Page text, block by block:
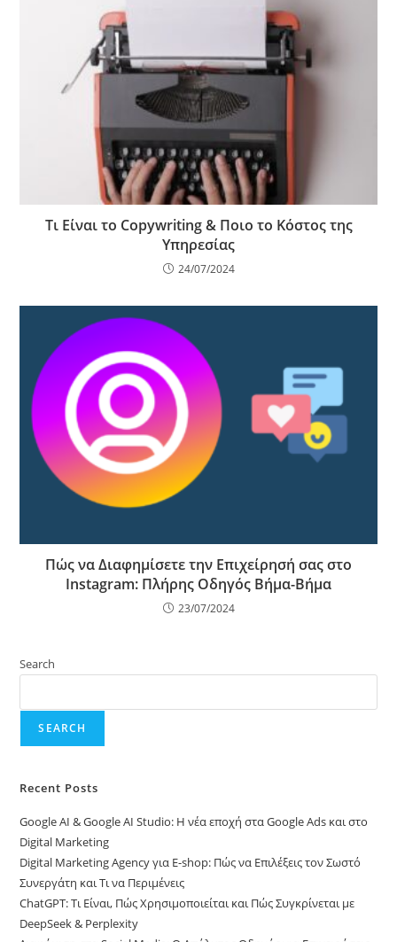
Τι Είναι το Copywriting & Ποιο το Κόστος της
Υπηρεσίας
24/07/2024
Πώς να Διαφημίσετε την Επιχείρησή σας στο
Instagram: Πλήρης Οδηγός Βήμα-Βήμα
23/07/2024
Search
SEARCH
Recent Posts
Google AI & Google AI Studio: Η νέα εποχή στα Google Ads και στο
Digital Marketing
Digital Marketing Agency για E-shop: Πώς να Επιλέξεις τον Σωστό
Συνεργάτη και Τι να Περιμένεις
ChatGPT: Τι Είναι, Πώς Χρησιμοποιείται και Πώς Συγκρίνεται με
DeepSeek & Perplexity